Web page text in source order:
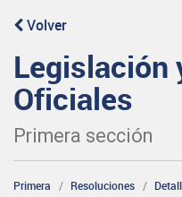
Volver
Legislación
Oficiales
Primera sección
Primera Resoluciones